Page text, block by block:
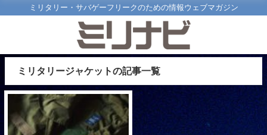
ミリタリー・サバゲーフリークのための情報ウェブマガジン
ミリタリージャケットの記事一覧